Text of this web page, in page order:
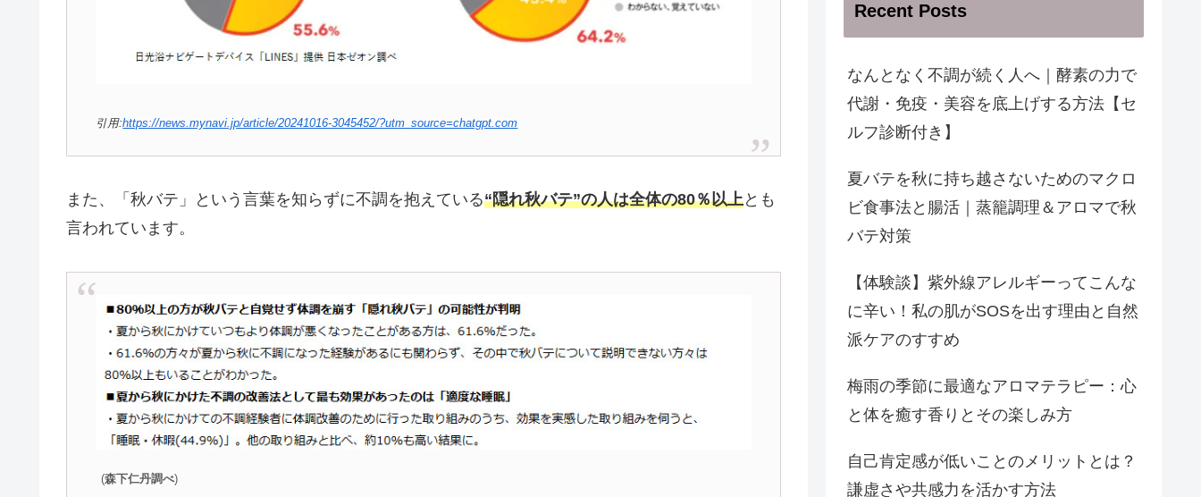
引用:https://news.mynavi.jp/article/20241016-3045452/?utm_source=chatgpt.com
また、「秋バテ」という言葉を知らずに不調を抱えている“隠れ秋バテ”の人は全体の80％以上とも
言われています。
(森下仁丹調べ)
Recent Posts
なんとなく不調が続く人へ｜酵素の力で
代謝・免疫・美容を底上げする方法【セ
ルフ診断付き】
夏バテを秋に持ち越さないためのマクロ
ビ食事法と腸活｜蒸籠調理＆アロマで秋
バテ対策
【体験談】紫外線アレルギーってこんな
に辛い！私の肌がSOSを出す理由と自然
派ケアのすすめ
梅雨の季節に最適なアロマテラピー：心
と体を癒す香りとその楽しみ方
自己肯定感が低いことのメリットとは？
謙虚さや共感力を活かす方法